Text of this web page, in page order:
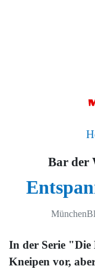
Bar der
In der Serie "Die
Kneipen vor,